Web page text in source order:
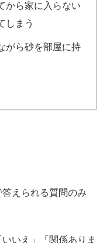
から家に入らない
しまう
がら砂を部屋に持
えられる質問のみ
いえ」「関係ありま